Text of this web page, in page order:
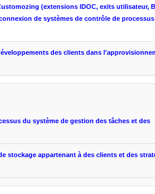
(extensions IDOC, exits utilisateur,
de systèmes de contrôle de processus
des clients dans l'
du système de gestion des tâches et des
stockage appartenant à des clients et des